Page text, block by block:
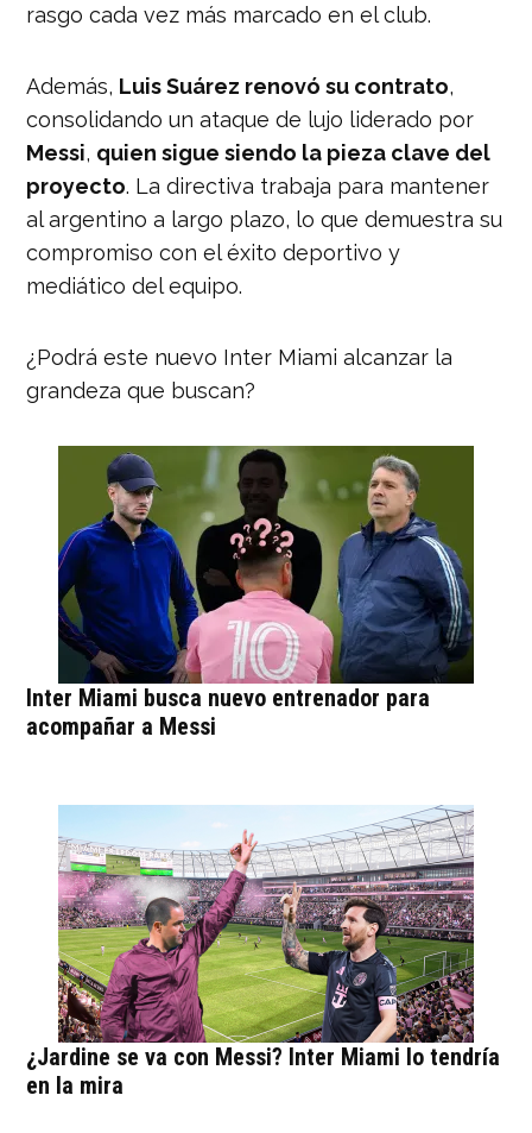
rasgo cada vez más marcado en el club.
Además, Luis Suárez renovó su contrato,
consolidando un ataque de lujo liderado por
Messi, quien sigue siendo la pieza clave del
proyecto. La directiva trabaja para mantener
al argentino a largo plazo, lo que demuestra su
compromiso con el éxito deportivo y
mediático del equipo.
¿Podrá este nuevo Inter Miami alcanzar la
grandeza que buscan?
Inter Miami busca nuevo entrenador para
acompañar a Messi
¿Jardine se va con Messi? Inter Miami lo tendría
en la mira